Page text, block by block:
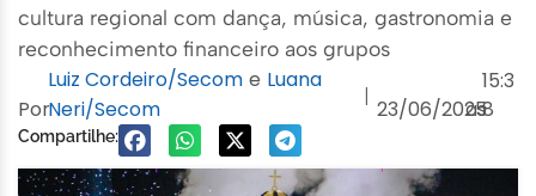
cultura regional com dança, música, gastronomia e
reconhecimento financeiro aos grupos
Por
Luiz Cordeiro/Secom e Luana
Neri/Secom
|
23/06/2025
às
15:3
8
Compartilhe: